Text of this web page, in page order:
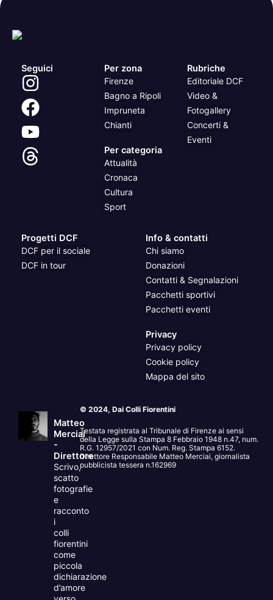
Seguici Per zona
Firenze
Bagno a Ripoli
Impruneta
Chianti
Per categoria
Attualità
Cronaca
Cultura
Sport
Rubriche
Editoriale DCF
Video &
Fotogallery
Concerti &
Eventi
Progetti DCF
DCF per il sociale
DCF in tour
Info & contatti
Chi siamo
Donazioni
Contatti & Segnalazioni
Pacchetti sportivi
Pacchetti eventi
Privacy
Privacy policy
Cookie policy
Mappa del sito
Matteo
Merciai
-
Direttore
Scrivo,
scatto
fotografie
e
racconto
i
colli
fiorentini
come
piccola
dichiarazione
d’amore
© 2024, Dai Colli Fiorentini
Testata registrata al Tribunale di Firenze ai sensi
della Legge sulla Stampa 8 Febbraio 1948 n.47, num.
R.G. 12957/2021 con Num. Reg. Stampa 6152.
Direttore Responsabile Matteo Merciai, giornalista
pubblicista tessera n.162969